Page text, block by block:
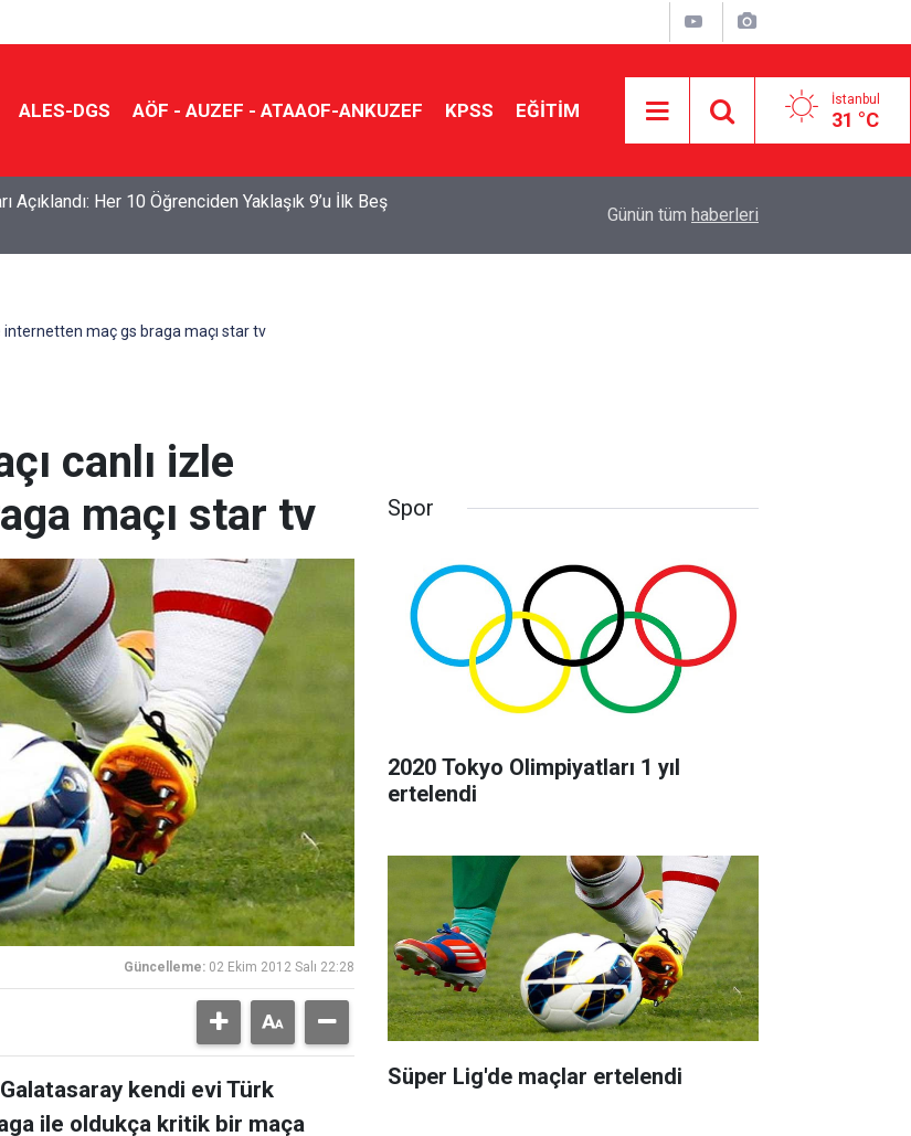
ALES-DGS AÖF - AUZEF - ATAAOF-ANKUZEF KPSS EĞİTİM İstanbul
31 °C
Açıklandı: Her 10 Öğrenciden Yaklaşık 9’u İlk Beş
Yönlendiriyor?
Günün tüm haberleri
internetten maç gs braga maçı star tv
canlı izle
maçı star tv
Güncelleme: 02 Ekim 2012 Salı 22:28
kendi evi Türk
ile oldukça kritik bir maça
Spor
2020 Tokyo Olimpiyatları 1 yıl
ertelendi
Süper Lig'de maçlar ertelendi